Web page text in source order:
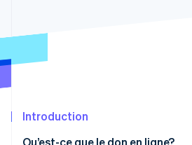
Élimination du carbone
Introduction